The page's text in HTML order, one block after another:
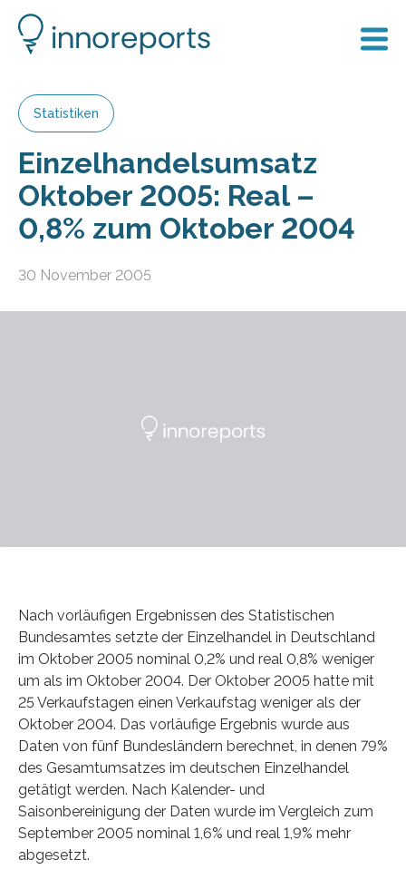
Statistiken
Einzelhandelsumsatz
Oktober 2005: Real –
0,8% zum Oktober 2004
30 November 2005
Nach vorläufigen Ergebnissen des Statistischen
Bundesamtes setzte der Einzelhandel in Deutschland
im Oktober 2005 nominal 0,2% und real 0,8% weniger
um als im Oktober 2004. Der Oktober 2005 hatte mit
25 Verkaufstagen einen Verkaufstag weniger als der
Oktober 2004. Das vorläufige Ergebnis wurde aus
Daten von fünf Bundesländern berechnet, in denen 79%
des Gesamtumsatzes im deutschen Einzelhandel
getätigt werden. Nach Kalender- und
Saisonbereinigung der Daten wurde im Vergleich zum
September 2005 nominal 1,6% und real 1,9% mehr
abgesetzt.